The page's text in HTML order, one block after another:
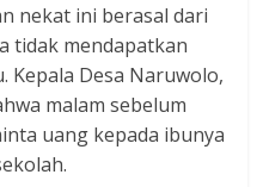
nekat ini berasal dari
tidak mendapatkan
Kepala Desa Naruwolo,
malam sebelum
uang kepada ibunya